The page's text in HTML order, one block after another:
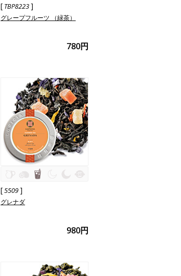
[ TBP8223]
グレープフルーツ （緑茶）
780円
[5509]
グレナダ
980円